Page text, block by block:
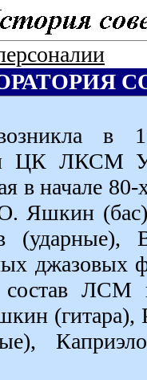
в
ЦК ЛКСМ
в начале
О. Яшкин
(ударные),
джазовых
ЛСМ